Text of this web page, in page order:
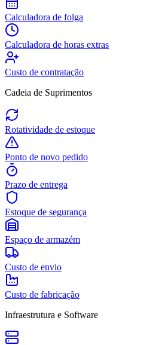
Calculadora de folga
Calculadora de horas extras
Custo de contratação
Cadeia de Suprimentos
Rotatividade de estoque
Ponto de novo pedido
Prazo de entrega
Estoque de segurança
Espaço de armazém
Custo de envio
Custo de fabricação
Infraestrutura e Software